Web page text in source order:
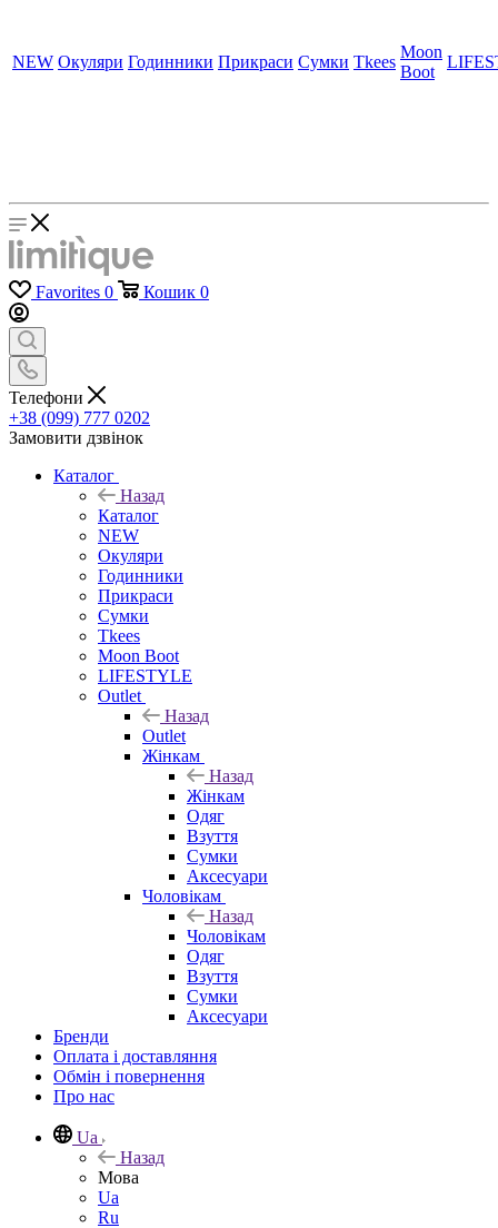
NEW Окуляри Годинники Прикраси Сумки Tkees
Moon
Boot
Favorites 0 Кошик 0
Телефони
+38 (099) 777 0202
Замовити дзвінок
Каталог
Назад
Каталог
NEW
Окуляри
Годинники
Прикраси
Сумки
Tkees
Moon Boot
LIFESTYLE
Outlet
Назад
Outlet
Жінкам
Назад
Жінкам
Одяг
Взуття
Сумки
Аксесуари
Чоловікам
Назад
Чоловікам
Одяг
Взуття
Сумки
Аксесуари
Бренди
Оплата і доставляння
Обмін і повернення
Про нас
Ua
Назад
Мова
Ua
Ru